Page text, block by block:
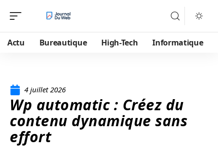
Actu Bureautique High-Tech Informatique
4 juillet 2026
Wp automatic : Créez du
contenu dynamique sans
effort